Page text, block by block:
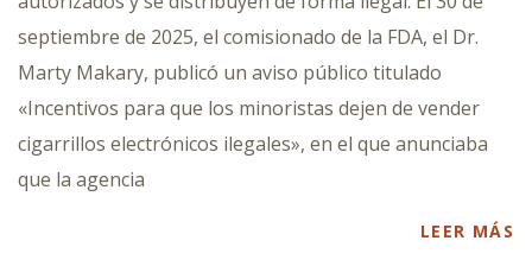
septiembre de 2025, el comisionado de la FDA, el Dr.
Marty Makary, publicó un aviso público titulado
«Incentivos para que los minoristas dejen de vender
cigarrillos electrónicos ilegales», en el que anunciaba
que la agencia
LEER MÁS